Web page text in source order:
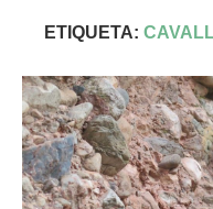
ETIQUETA: